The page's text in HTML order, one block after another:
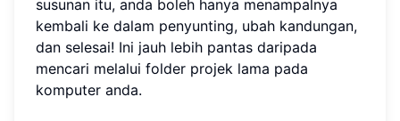
susunan itu, anda boleh hanya menampalnya
kembali ke dalam penyunting, ubah kandungan,
dan selesai! Ini jauh lebih pantas daripada
mencari melalui folder projek lama pada
komputer anda.